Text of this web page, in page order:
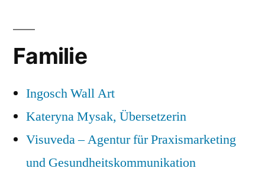
Familie
Ingosch Wall Art
Kateryna Mysak, Übersetzerin
Visuveda – Agentur für Praxismarketing
und Gesundheitskommunikation